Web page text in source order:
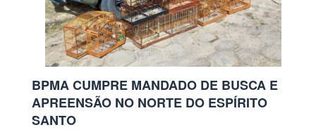
BPMA CUMPRE MANDADO DE BUSCA E
APREENSÃO NO NORTE DO ESPÍRITO
SANTO